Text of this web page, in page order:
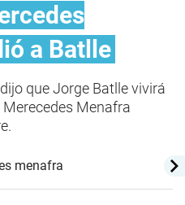
a Batlle
que Jorge Batlle vivirá
Menafra